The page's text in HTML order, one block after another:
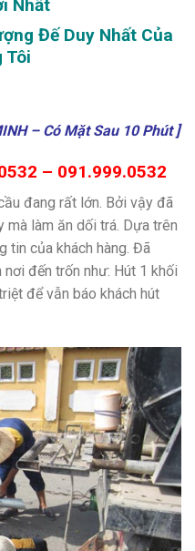
Nhất
Đế Duy Nhất Của
Tôi
– Có Mặt Sau 10 Phút ]
– 091.999.0532
đang rất lớn. Bởi vậy đã
mà làm ăn dối trá. Dựa trên
tin của khách hàng. Đã
đến trốn như: Hút 1 khối
để vẫn báo khách hút